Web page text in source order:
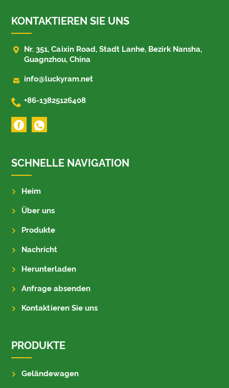
KONTAKTIEREN SIE UNS

Nr. 351, Caixin Road, Stadt Lanhe, Bezirk Nansha,
Guagnzhou, China
 info@luckyram.net
 +86-13825126408
SCHNELLE NAVIGATION
Heim
Über uns
Produkte
Nachricht
Herunterladen
Anfrage absenden
Kontaktieren Sie uns
PRODUKTE
Geländewagen